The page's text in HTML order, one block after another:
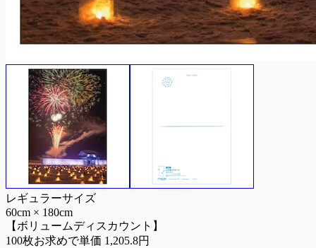
レギュラーサイズ
60cm × 180cm
【ボリュームディスカウント】
100枚お求めで単価 1,205.8円